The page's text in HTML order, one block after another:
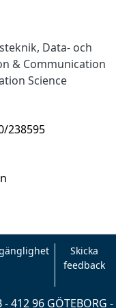
, Data- och
& Communication
Science
238595
Skicka
feedback
- 412 96 GÖTEBORG -